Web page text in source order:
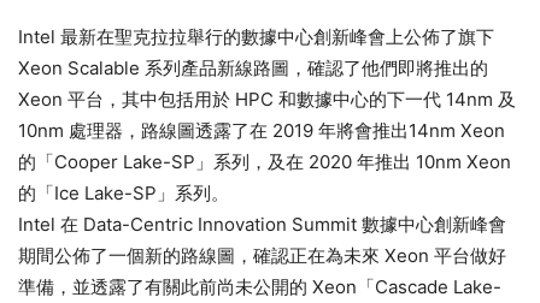
Intel 最新在聖克拉拉舉行的數據中心創新峰會上公佈了旗下
Xeon Scalable 系列產品新線路圖，確認了他們即將推出的
Xeon 平台，其中包括用於 HPC 和數據中心的下一代 14nm 及
10nm 處理器，路線圖透露了在 2019 年將會推出14nm Xeon
的「Cooper Lake-SP」系列，及在 2020 年推出 10nm Xeon
的「Ice Lake-SP」系列。
Intel 在 Data-Centric Innovation Summit 數據中心創新峰會
期間公佈了一個新的路線圖，確認正在為未來 Xeon 平台做好
準備，並透露了有關此前尚未公開的 Xeon「Cascade Lake-